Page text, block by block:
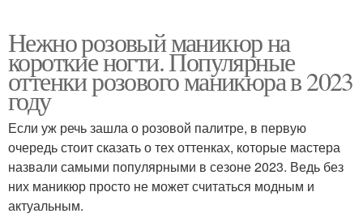
Нежно розовый маникюр на
короткие ногти. Популярные
оттенки розового маникюра в 2023
году
Если уж речь зашла о розовой палитре, в первую
очередь стоит сказать о тех оттенках, которые мастера
назвали самыми популярными в сезоне 2023. Ведь без
них маникюр просто не может считаться модным и
актуальным.